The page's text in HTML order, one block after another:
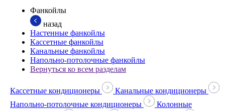
Фанкойлы
назад
Настенные фанкойлы
Кассетные фанкойлы
Канальные фанкойлы
Напольно-потолочные фанкойлы
Вернуться ко всем разделам
Кассетные кондиционеры
Канальные кондиционеры
Напольно-потолочные кондиционеры
Колонные